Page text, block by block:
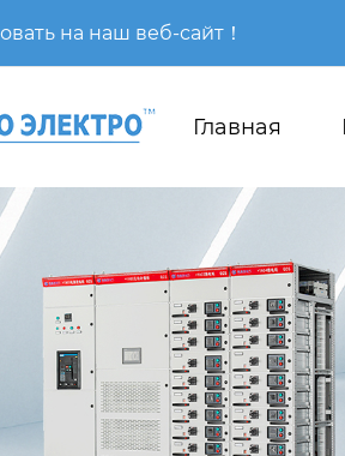
на наш веб-сайт！
Главная